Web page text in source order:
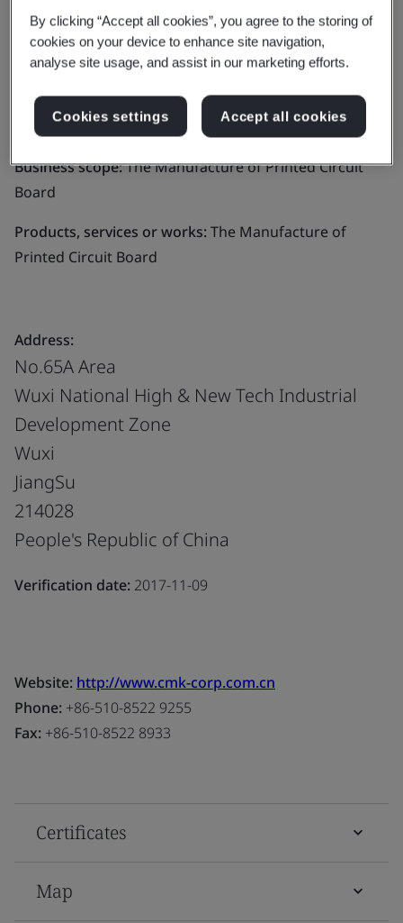
CMK Electronics (Wuxi)
Co., Ltd.
Business scope:The Manufacture of Printed Circuit
Board
Products, services or works:The Manufacture of
Printed Circuit Board
Address:
No.65A Area
Wuxi National High & New Tech Industrial
Development Zone
Wuxi
JiangSu
214028
People's Republic of China
Verification date: 2017-11-09
Website: http://www.cmk-corp.com.cn
Phone: +86-510-8522 9255
Fax: +86-510-8522 8933
Certificates
Map
By clicking “Accept all cookies”, you agree to the storing of
cookies on your device to enhance site navigation,
analyse site usage, and assist in our marketing efforts.
Cookies settings Accept all cookies